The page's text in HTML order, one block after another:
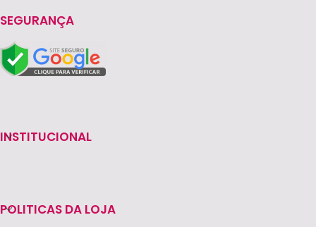
SEGURANÇA
INSTITUCIONAL
POLITICAS DA LOJA